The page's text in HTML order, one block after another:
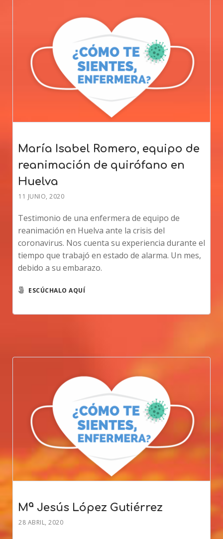
María Isabel Romero, equipo de
reanimación de quirófano en
Huelva
11 JUNIO, 2020
Testimonio de una enfermera de equipo de
reanimación en Huelva ante la crisis del
coronavirus. Nos cuenta su experiencia durante el
tiempo que trabajó en estado de alarma. Un mes,
debido a su embarazo.
ESCÚCHALO AQUÍ
Mª Jesús López Gutiérrez
28 ABRIL, 2020